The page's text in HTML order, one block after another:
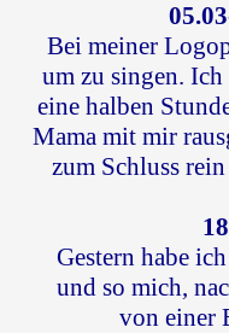
Bei meiner
um zu singen.
eine halben
Mama mit mir
zum Schluss
Gestern habe
und so mich,
von einer